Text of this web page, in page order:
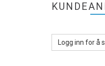
Logg inn for å